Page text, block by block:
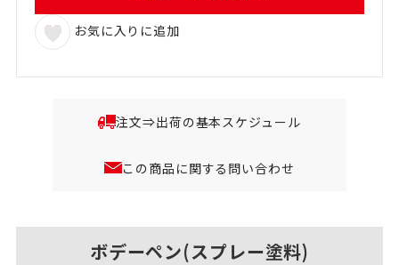
お気に入りに追加
注文⇒出荷の基本スケジュール
この商品に関する問い合わせ
ボデーペン(スプレー塗料)